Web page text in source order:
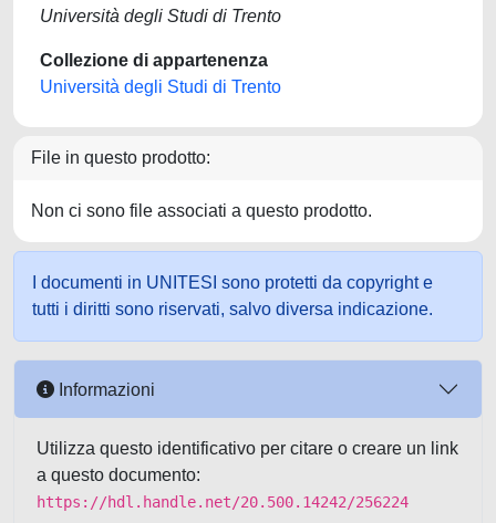
Università degli Studi di Trento
Collezione di appartenenza
Università degli Studi di Trento
File in questo prodotto:
Non ci sono file associati a questo prodotto.
I documenti in UNITESI sono protetti da copyright e
tutti i diritti sono riservati, salvo diversa indicazione.
Informazioni
Utilizza questo identificativo per citare o creare un link
a questo documento:
https://hdl.handle.net/20.500.14242/256224